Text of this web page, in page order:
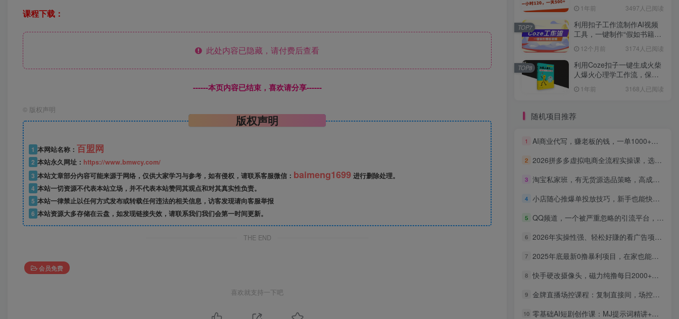
课程下载：
此处内容已隐藏，请付费后查看
------本页内容已结束，喜欢请分享------
© 版权声明
版权声明
1 本网站名称： 百盟网
2 本站永久网址： https://www.bmwcy.com/
3 本站文章部分内容可能来源于网络，仅供大家学习与参考，如有侵权，请联系客服微信： baimeng1699 进行删除处理。
4 本站一切资源不代表本站立场，并不代表本站赞同其观点和对其真实性负责。
5 本站一律禁止以任何方式发布或转载任何违法的相关信息，访客发现请向客服举报
6 本站资源大多存储在云盘，如发现链接失效，请联系我们我们会第一时间更新。
THE END
会员免费
喜欢就支持一下吧
1年前 3497人已阅读
利用扣子工作流制作AI视频
工具，一键制作“假如书籍会
12个月前 3174人已阅读
TOP7
利用Coze扣子一键生成火柴
人爆火心理学工作流，保姆
1年前 3168人已阅读
TOP8
随机项目推荐
1 AI商业代写，赚老板的钱，一单1000+，附免费接单渠道
2 2026拼多多虚拟电商全流程实操课，选品避坑・全自动上架发货・多品多店矩阵，零囤货轻资产创业教程
3 淘宝私家班，有无货源选品策略，高成功率爆款全流程打法，全店动销与淘短+付费引流(更新)
4 小店随心推爆单投放技巧，新手也能快速起量
5 QQ频道，一个被严重忽略的引流平台，流量巨大，实操单日引流500+创业粉、兼职粉
6 2026年实操性强、轻松好賺的看广告项目，一部手机平均日入40-50，保底30米【揭秘】
7 2025年底最新0撸暴利项目，在家也能躺赚，1元秒提现，有手就行！
8 快手硬改摄像头，磁力纯撸每日2000+，AI美女自带流量，新手可操作
9 金牌直播场控课程：复制直接间，场控如何带出百万级主播
10 零基础AI短剧创作课：MJ提示词精讲+图生图控图技巧，小白从零做出高清连贯短剧视频